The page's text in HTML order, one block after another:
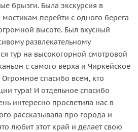
брызги. Была экскурсия в
перейти с одного берега
высоте. Был вкусный
развлекательному
тур на высокогорной смотровой
с самого верха и Чиркейское
спасибо всем, кто
тура! И отдельное спасибо
интересно просветила нас в
рассказывала про города и
любит этот край и делает свою